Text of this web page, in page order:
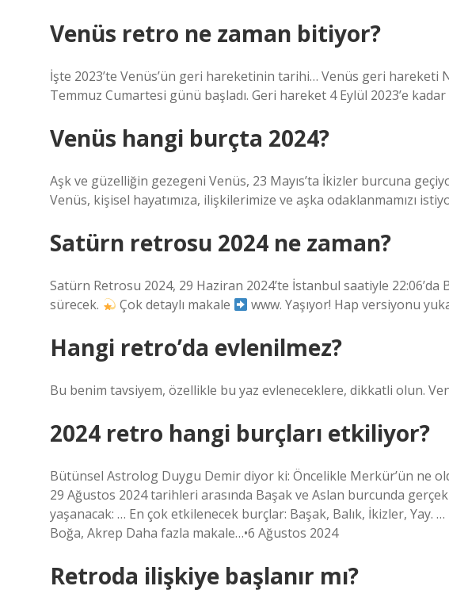
Venüs retro ne zaman bitiyor?
İşte 2023’te Venüs’ün geri hareketinin tarihi… Venüs geri hareketi
Temmuz Cumartesi günü başladı. Geri hareket 4 Eylül 2023’e kadar
Venüs hangi burçta 2024?
Aşk ve güzelliğin gezegeni Venüs, 23 Mayıs’ta İkizler burcuna
Venüs, kişisel hayatımıza, ilişkilerimize ve aşka odaklanmamızı
Satürn retrosu 2024 ne zaman?
Satürn Retrosu 2024, 29 Haziran 2024’te İstanbul saatiyle 22:06’da
sürecek.
Çok detaylı makale www. Yaşıyor! Hap versiyonu
Hangi retro’da evlenilmez?
Bu benim tavsiyem, özellikle bu yaz evleneceklere, dikkatli olun.
2024 retro hangi burçları etkiliyor?
Bütünsel Astrolog Duygu Demir diyor ki: Öncelikle Merkür’ün ne
29 Ağustos 2024 tarihleri ​​arasında Başak ve Aslan burcunda
yaşanacak: … En çok etkilenecek burçlar: Başak, Balık, İkizler, Yay.
Boğa, Akrep Daha fazla makale…•6 Ağustos 2024
Retroda ilişkiye başlanır mı?